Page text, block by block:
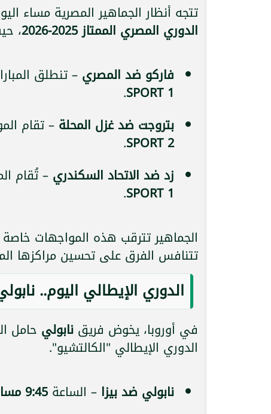
تتجه أنظار الجماهير المصرية مساء
الدوري المصري الممتاز 2025-2026
،
فاركو ضد المصري – تنطلق
SPORT 1
.
بتروجت ضد غزل المحلة – تقام
SPORT 2
.
زد ضد الاتحاد السكندري – تُقام
SPORT 1
.
الجماهير تترقب هذه المواجهات
تتنافس الفرق على تحسين مراكزها
الدوري الإيطالي اليوم..
في أوروبا، يخوض فريق نابولي حامل
الدوري الإيطالي "الكالتشيو".
نابولي ضد بيزا – الساعة 9:45 مساءً